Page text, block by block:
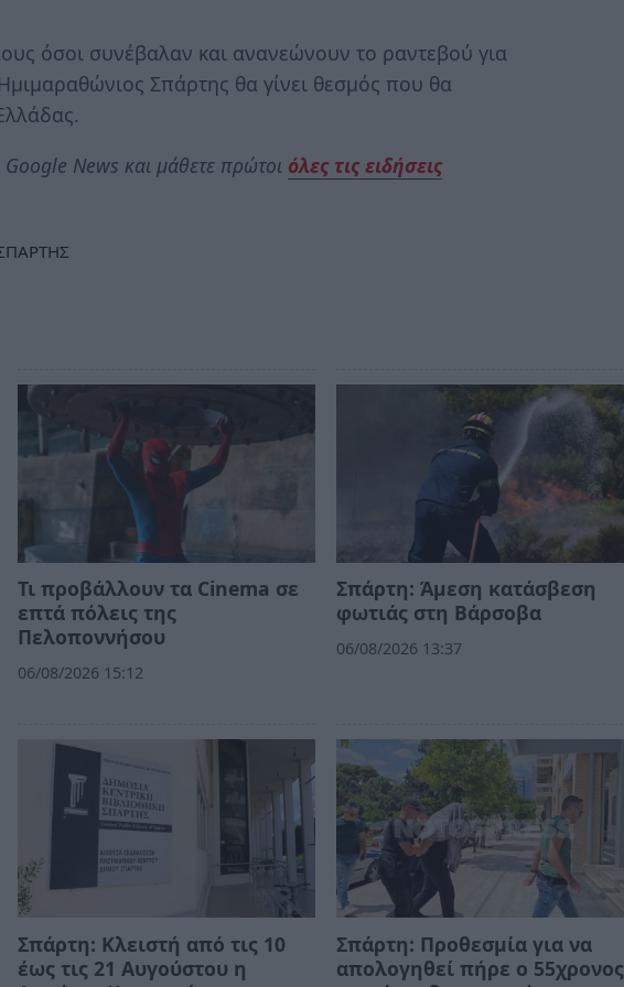
όσοι συνέβαλαν και ανανεώνουν το ραντεβού για
Σπάρτης θα γίνει θεσμός που θα
News και μάθετε πρώτοι όλες τις ειδήσεις
Τι προβάλλουν τα Cinema σε
επτά πόλεις της
Πελοποννήσου
06/08/2026 15:12
Σπάρτη: Άμεση κατάσβεση
φωτιάς στη Βάρσοβα
06/08/2026 13:37
Σπάρτη: Κλειστή από τις 10
έως τις 21 Αυγούστου η
Σπάρτη: Προθεσμία για να
απολογηθεί πήρε ο 55χρονος